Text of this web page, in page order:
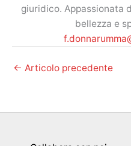
giuridico. Appassionata
bellezza e
← Articolo precedente